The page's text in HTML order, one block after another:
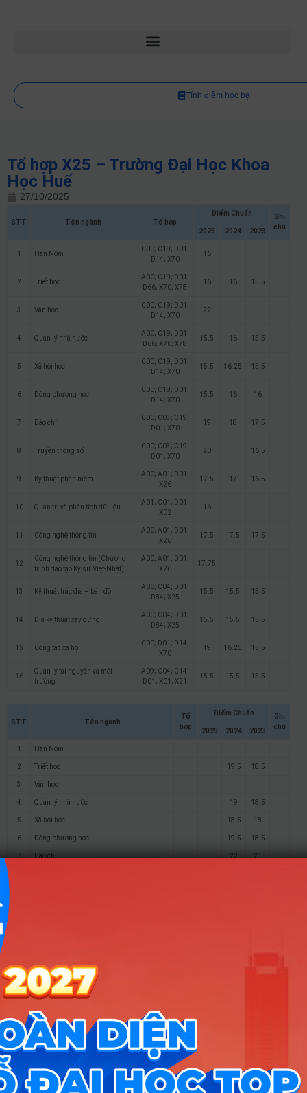
Tính điểm học bạ
Tổ hợp X25 – Trường Đại Học Khoa
Học Huế
27/10/2025
STT Tên ngành Tổ hợp
Điểm Chuẩn
Ghi
chú
2025 2024 2023
1 Hán Nôm
C00; C19; D01;
D14; X70
16
2 Triết học
A00; C19; D01;
D66; X70; X78
16 16 15.5
3 Văn học
C00; C19; D01;
D14; X70
22
4 Quản lý nhà nước
A00; C19; D01;
D66; X70; X78
15.5 16 15.5
5 Xã hội học
C00; C19; D01;
D14; X70
15.5 16.25 15.5
6 Đông phương học
C00; C19; D01;
D14; X70
15.5 16 16
7 Báo chí
C00; C03; C19;
D01; X70
19 18 17.5
8 Truyền thông số
C00; C03; C19;
D01; X70
20 16.5
9 Kỹ thuật phần mềm
A00; A01; D01;
X26
17.5 17 16.5
10 Quản trị và phân tích dữ liệu
A01; C01; D01;
X02
16
11 Công nghệ thông tin
A00; A01; D01;
X26
17.5 17.5 17.5
12
Công nghệ thông tin (Chương
trình đào tạo Kỹ sư Việt-Nhật)
A00; A01; D01;
X26
17.75
13 Kỹ thuật trắc địa – bản đồ
A00; C04; D01;
D84; X25
15.5 15.5 15.5
14 Địa kỹ thuật xây dựng
A00; C04; D01;
D84; X25
15.5 15.5 15.5
15 Công tác xã hội
C00; D01; D14;
X70
19 16.25 15.5
16
Quản lý tài nguyên và môi
trường
A09; C04; C14;
D01; X01; X21
15.5 15.5 15.5
STT Tên ngành
Tổ
hợp
Điểm Chuẩn
Ghi
chú
2025 2024 2023
1 Hán Nôm
2 Triết học 19.5 18.5
3 Văn học
4 Quản lý nhà nước 19 18.5
5 Xã hội học 18.5 18
6 Đông phương học 19.5 18.5
7 Báo chí 22 21
13 Kỹ thuật trắc địa – bản đồ
14 Địa kỹ thuật xây dựng
16 Quản lý tài nguyên và môi trường